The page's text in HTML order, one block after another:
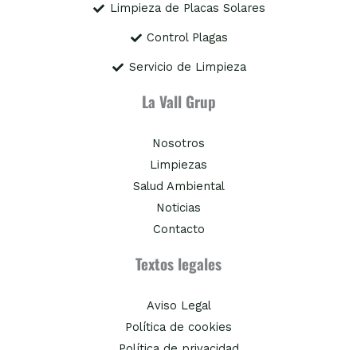
Limpieza de Placas Solares
Control Plagas
Servicio de Limpieza
La Vall Grup
Nosotros
Limpiezas
Salud Ambiental
Noticias
Contacto
Textos legales
Aviso Legal
Política de cookies